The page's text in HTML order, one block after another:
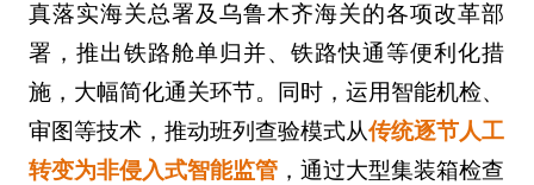
真落实海关总署及乌鲁木齐海关的各项改革部
署，推出铁路舱单归并、铁路快通等便利化措
施，大幅简化通关环节。同时，运用智能机检、
审图等技术，推动班列查验模式从传统逐节人工
转变为非侵入式智能监管，通过大型集装箱检查